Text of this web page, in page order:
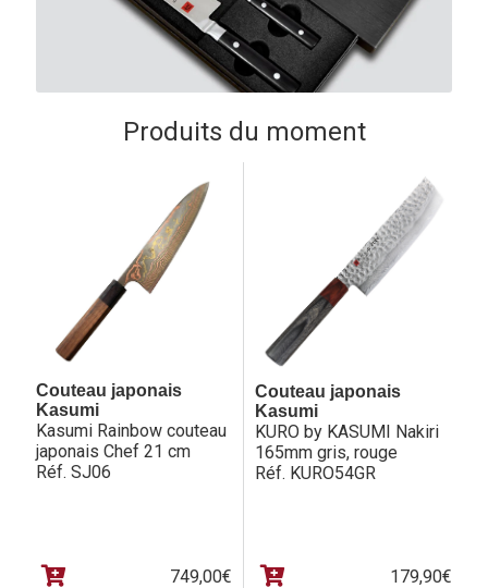
Produits du moment
Couteau japonais
Kasumi
Kasumi Rainbow couteau
japonais Chef 21 cm
Réf. SJ06
749,00€
Couteau japonais
Kasumi
KURO by KASUMI Nakiri
165mm gris, rouge
Réf. KURO54GR
179,90€